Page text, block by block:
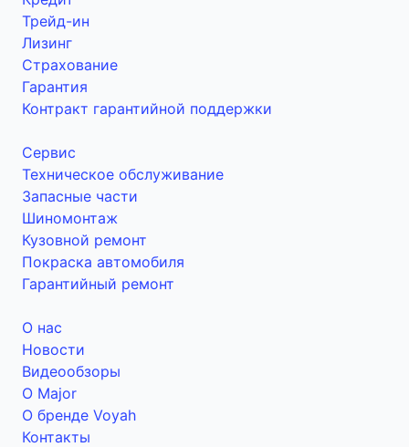
Трейд-ин
Лизинг
Страхование
Гарантия
Контракт гарантийной поддержки
Сервис
Техническое обслуживание
Запасные части
Шиномонтаж
Кузовной ремонт
Покраска автомобиля
Гарантийный ремонт
О нас
Новости
Видеообзоры
О Major
О бренде Voyah
Контакты